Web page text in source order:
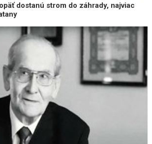
dostanú strom do záhrady, najviac